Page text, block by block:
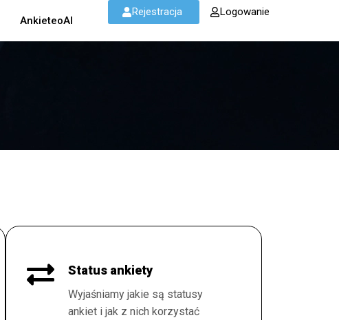
AnkieteoAI
Rejestracja Logowanie
Status ankiety
Wyjaśniamy jakie są statusy
ankiet i jak z nich korzystać